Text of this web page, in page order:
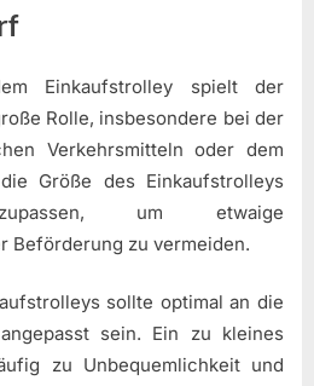
Einkaufstrolley spielt der
Rolle, insbesondere bei der
Verkehrsmitteln oder dem
Größe des Einkaufstrolleys
um etwaige
Beförderung zu vermeiden.
sollte optimal an die
sein. Ein zu kleines
zu Unbequemlichkeit und